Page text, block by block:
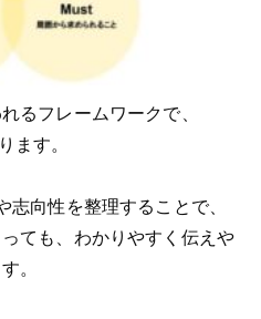
るフレームワークで、
ます。
志向性を整理することで、
ても、わかりやすく伝えや
。